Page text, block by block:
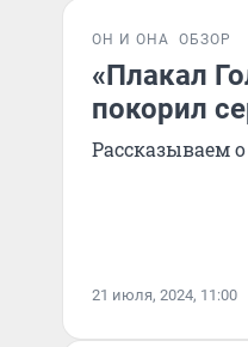
ОН И ОНА ОБЗОР
«Плакал
покорил
Рассказываем
21 июля, 2024, 11:00